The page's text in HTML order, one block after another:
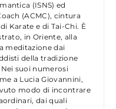
(ISNS) ed
(ACMC), cintura
di Karate e di Tai-Chi. È
in Oriente, alla
meditazione dai
della tradizione
suoi numerosi
a Lucia Giovannini,
modo di incontrare
dai quali